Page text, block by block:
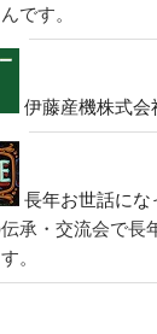
です。
伊藤産機株式会
長年お世話にな
承・交流会で長
。